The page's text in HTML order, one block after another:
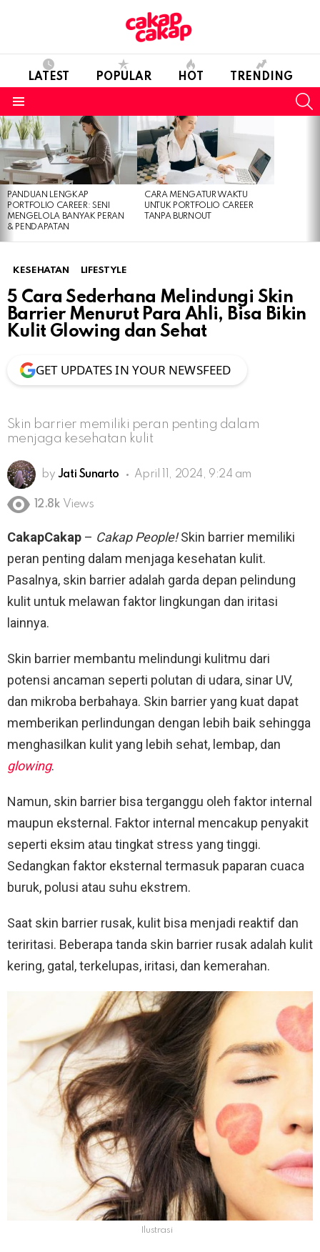
LATEST POPULAR HOT TRENDING
LATEST
STORIES
PANDUAN LENGKAP
PORTFOLIO CAREER: SENI
MENGELOLA BANYAK PERAN
& PENDAPATAN
CARA MENGATUR WAKTU
UNTUK PORTFOLIO CAREER
TANPA BURNOUT
KESEHATAN LIFESTYLE
5 Cara Sederhana Melindungi Skin
Barrier Menurut Para Ahli, Bisa Bikin
Kulit Glowing dan Sehat
GET UPDATES IN YOUR NEWSFEED
Skin barrier memiliki peran penting dalam
menjaga kesehatan kulit
by Jati Sunarto April 11, 2024, 9:24 am
12.8k Views
CakapCakap – Cakap People!Skin barrier memiliki
peran penting dalam menjaga kesehatan kulit.
Pasalnya, skin barrier adalah garda depan pelindung
kulit untuk melawan faktor lingkungan dan iritasi
lainnya.
Skin barrier membantu melindungi kulitmu dari
potensi ancaman seperti polutan di udara, sinar UV,
dan mikroba berbahaya. Skin barrier yang kuat dapat
memberikan perlindungan dengan lebih baik sehingga
menghasilkan kulit yang lebih sehat, lembap, dan
glowing.
Namun, skin barrier bisa terganggu oleh faktor internal
maupun eksternal. Faktor internal mencakup penyakit
seperti eksim atau tingkat stress yang tinggi.
Sedangkan faktor eksternal termasuk paparan cuaca
buruk, polusi atau suhu ekstrem.
Saat skin barrier rusak, kulit bisa menjadi reaktif dan
teriritasi. Beberapa tanda skin barrier rusak adalah kulit
kering, gatal, terkelupas, iritasi, dan kemerahan.
Ilustrasi